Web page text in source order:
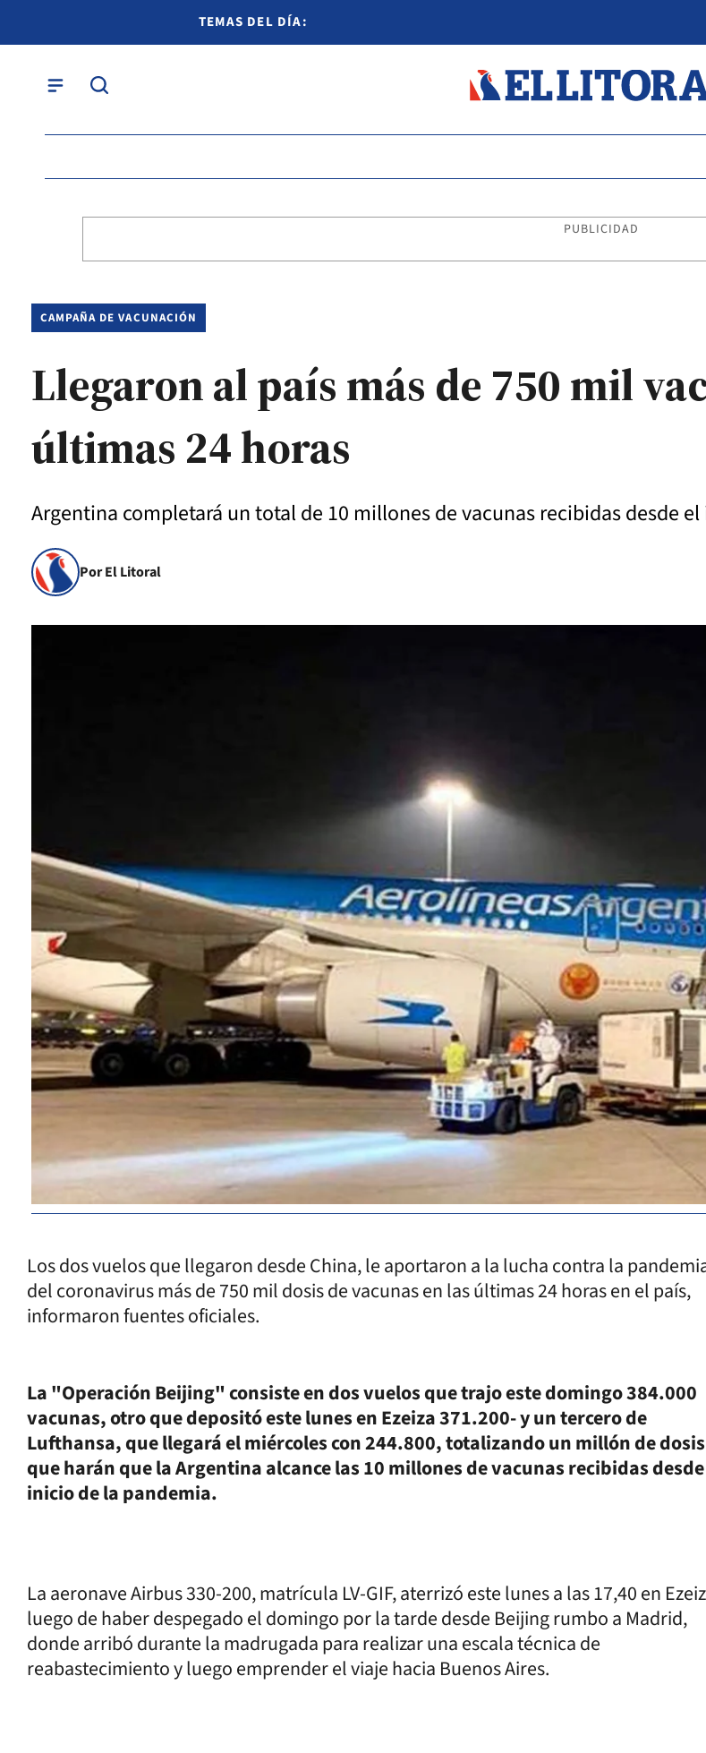
TEMAS DEL DÍA:
PUBLICIDAD
CAMPAÑA DE VACUNACIÓN
Llegaron al país más de 750 mil
últimas 24 horas
Argentina completará un total de 10 millones de vacunas recibidas desde
Por El Litoral
Los dos vuelos que llegaron desde China, le aportaron a la lucha contra la
del coronavirus más de 750 mil dosis de vacunas en las últimas 24 horas en el país,
informaron fuentes oficiales.
La "Operación Beijing" consiste en dos vuelos que trajo este domingo 384.000
vacunas, otro que depositó este lunes en Ezeiza 371.200- y un tercero de
Lufthansa, que llegará el miércoles con 244.800, totalizando un millón de dosis
que harán que la Argentina alcance las 10 millones de vacunas recibidas
inicio de la pandemia.
La aeronave Airbus 330-200, matrícula LV-GIF, aterrizó este lunes a las 17,40 en
luego de haber despegado el domingo por la tarde desde Beijing rumbo a Madrid,
donde arribó durante la madrugada para realizar una escala técnica de
reabastecimiento y luego emprender el viaje hacia Buenos Aires.